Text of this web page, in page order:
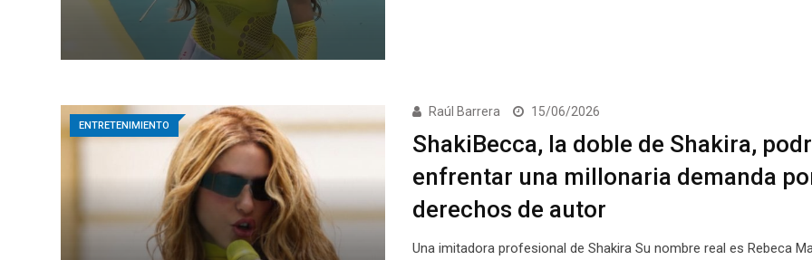
ENTRETENIMIENTO
Raúl Barrera 15/06/2026
ShakiBecca, la doble de Shakira,
enfrentar una millonaria demanda
derechos de autor
Una imitadora profesional de Shakira Su nombre real es Rebeca